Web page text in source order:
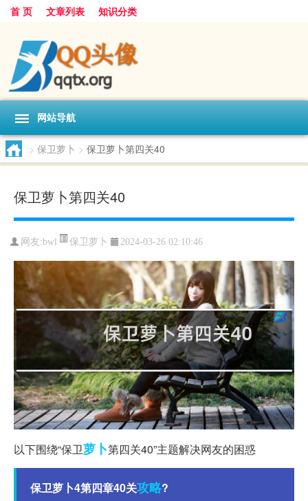
首 页 文章列表 知识分类
网站导航
> 保卫萝卜 > 保卫萝卜第四关40
保卫萝卜第四关40
网友:bwl 保卫萝卜 2024-03-26 02:10:46
以下围绕“保卫萝卜第四关40”主题解决网友的困惑
保卫萝卜4第四章40关攻略?